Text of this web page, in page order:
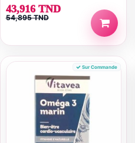
43,916 TND
54,895 TND
Sur Commande